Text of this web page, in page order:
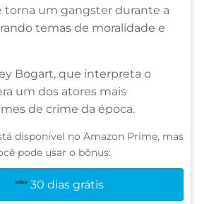
torna um gangster durante a
temas de moralidade e
Bogart, que interpreta o
um dos atores mais
de crime da época.
disponível no Amazon Prime, mas
pode usar o bônus:
30 dias grátis